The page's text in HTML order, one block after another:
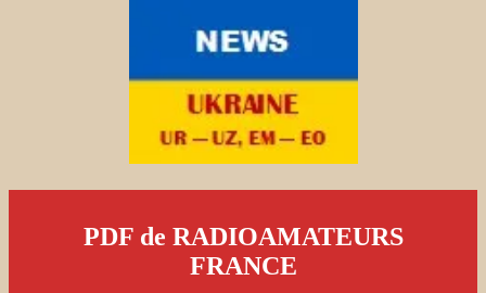
PDF de RADIOAMATEURS
FRANCE